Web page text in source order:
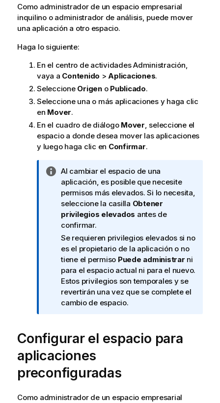
Como administrador de un espacio empresarial
inquilino o administrador de análisis, puede mover
una aplicación a otro espacio.
Haga lo siguiente:
En el centro de actividadesAdministración
vaya a Contenido > Aplicaciones.
Seleccione Origeno Publicado.
Seleccione una o más aplicaciones y haga clic
en Mover.
En el cuadro de diálogo Mover , seleccione el
espacio a donde desea mover las aplicaciones
y luego haga clic en Confirmar.
N
o
t
a
i
n
f
o
r
m
a
t
i
Al cambiar el espacio de una
aplicación, es posible que necesite
permisos más elevados. Si lo necesita,
seleccione la casilla Obtener
privilegios elevados antes de
confirmar.
Se requieren privilegios elevados si no
es el propietario de la aplicación o no
tiene el permiso Puede administrar ni
para el espacio actual ni para el nuevo.
Estos privilegios son temporales y se
revertirán una vez que se complete el
cambio de espacio.
Configurar el espacio para
aplicaciones
preconfiguradas
Como administrador de un espacio empresarial